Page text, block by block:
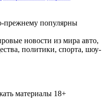
прежнему популярны
новости из мира авто,
политики, спорта, шоу-
материалы 18+